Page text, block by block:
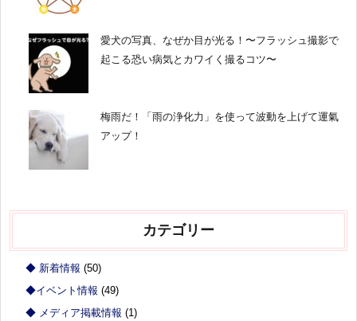
愛犬の写真、なぜか目が光る！〜フラッシュ撮影で
起こる恐い病気とカワイく撮るコツ〜
梅雨だ！「雨の浄化力」を使って波動を上げて運氣
アップ！
カテゴリー
◆ 新着情報 (50)
◆イベント情報 (49)
◆ メディア掲載情報 (1)